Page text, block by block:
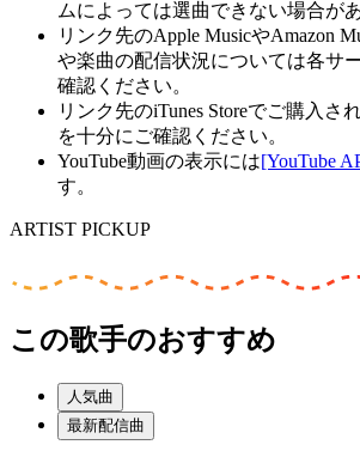
ムによっては選曲できない場合が
リンク先のApple MusicやAmazon
や楽曲の配信状況については各サ
確認ください。
リンク先のiTunes Storeでご購入さ
を十分にご確認ください。
YouTube動画の表示には[YouTube
す。
ARTIST PICKUP
この歌手のおすすめ
人気曲
最新配信曲